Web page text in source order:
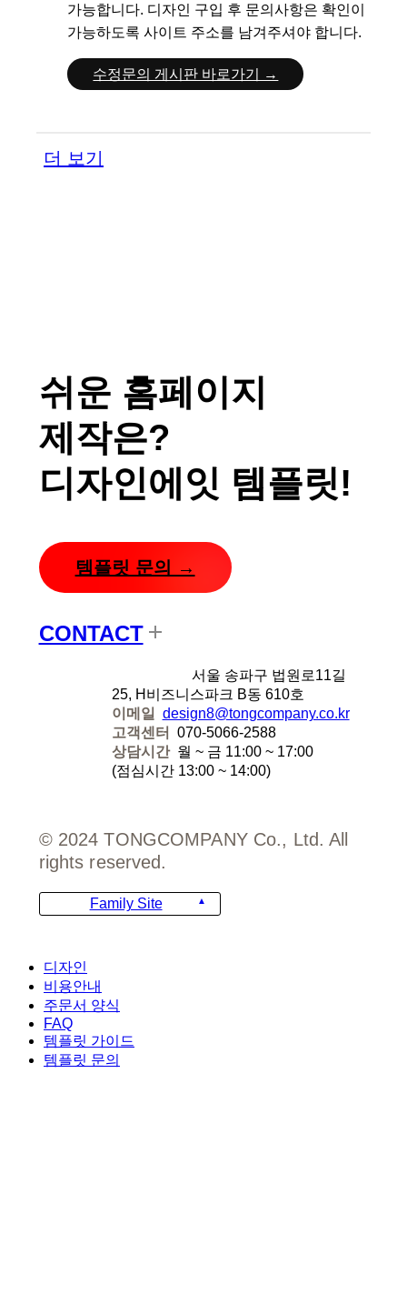
가능합니다. 디자인 구입 후 문의사항은 확인이
가능하도록 사이트 주소를 남겨주셔야 합니다.
수정문의 게시판 바로가기 →
더 보기
쉬운 홈페이지
제작은?
디자인에잇 템플릿!
템플릿 문의 →
CONTACT
서울 송파구 법원로11길
25, H비즈니스파크 B동 610호
이메일
design8@tongcompany.co.kr
고객센터
070-5066-2588
상담시간 월 ~ 금 11:00 ~ 17:00
(점심시간 13:00 ~ 14:00)
© 2024 TONGCOMPANY Co., Ltd. All
rights reserved.
Family Site
Close
Menu
디자인
비용안내
주문서 양식
FAQ
템플릿 가이드
템플릿 문의